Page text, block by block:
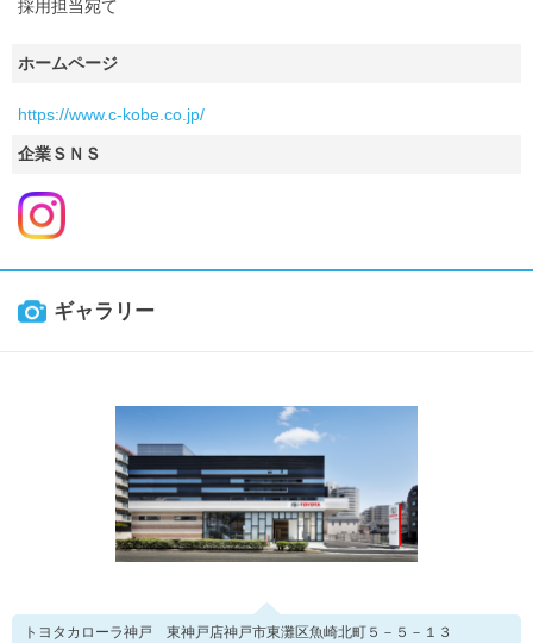
採用担当宛て
ホームページ
https://www.c-kobe.co.jp/
企業ＳＮＳ
ギャラリー
トヨタカローラ神戸 東神戸店神戸市東灘区魚崎北町５－５－１３